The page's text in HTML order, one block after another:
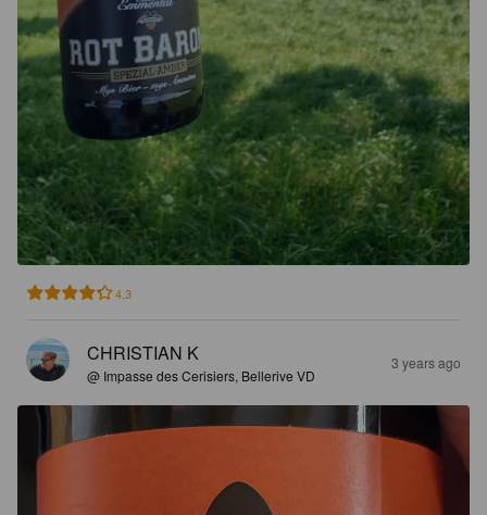
4.3
CHRISTIAN K
@ Impasse des Cerisiers, Bellerive VD
3 years ago